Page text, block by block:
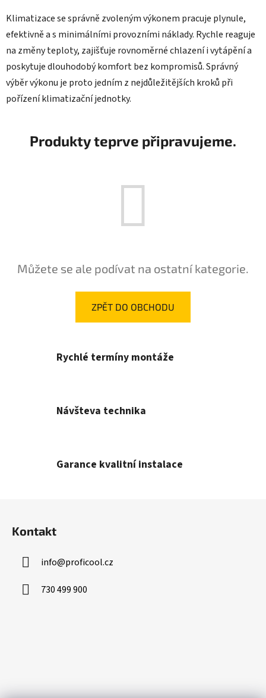
Klimatizace se správně zvoleným výkonem pracuje plynule,
efektivně a s minimálními provozními náklady. Rychle reaguje
na změny teploty, zajišťuje rovnoměrné chlazení i vytápění a
poskytuje dlouhodobý komfort bez kompromisů. Správný
výběr výkonu je proto jedním z nejdůležitějších kroků při
pořízení klimatizační jednotky.
Produkty teprve připravujeme.
Můžete se ale podívat na ostatní kategorie.
ZPĚT DO OBCHODU
Rychlé termíny montáže
Návšteva technika
Garance kvalitní instalace
Kontakt
info@proficool.cz
730 499 900